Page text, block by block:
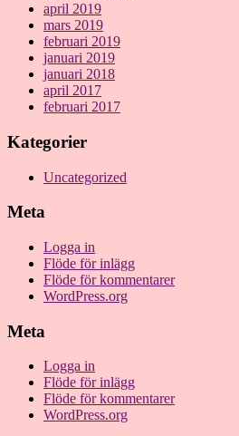
april 2019
mars 2019
februari 2019
januari 2019
januari 2018
april 2017
februari 2017
Kategorier
Uncategorized
Meta
Logga in
Flöde för inlägg
Flöde för kommentarer
WordPress.org
Meta
Logga in
Flöde för inlägg
Flöde för kommentarer
WordPress.org